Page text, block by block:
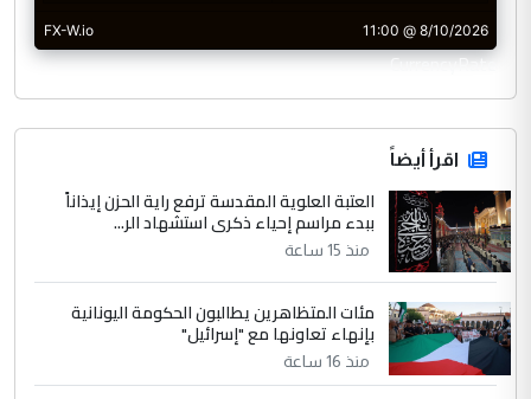
CurrencyRate
اقرأ أيضاً
العتبة العلوية المقدسة ترفع راية الحزن إيذاناً
ببدء مراسم إحياء ذكرى استشهاد الر...
منذ 15 ساعة
مئات المتظاهرين يطالبون الحكومة اليونانية
بإنهاء تعاونها مع "إسرائيل"
منذ 16 ساعة